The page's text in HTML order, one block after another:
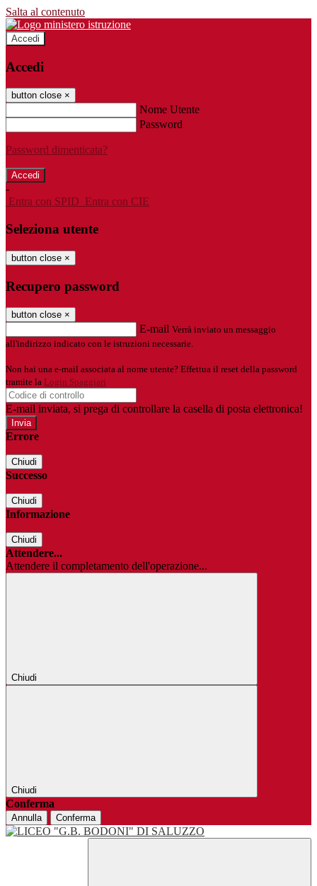
Salta al contenuto
Accedi
Accedi
button close ×
Nome Utente
Password
Password dimenticata?
-
Entra con SPID Entra con CIE
Seleziona utente
button close ×
Recupero password
button close ×
E-mail Verrà inviato un messaggio
all'indirizzo indicato con le istruzioni necessarie.
Non hai una e-mail associata al nome utente? Effettua il reset della password
tramite la Login Spaggiari
E-mail inviata, si prega di controllare la casella di posta elettronica!
Errore
Chiudi
Successo
Chiudi
Informazione
Chiudi
Attendere...
Attendere il completamento dell'operazione...
Chiudi
Chiudi
Conferma
Annulla Conferma